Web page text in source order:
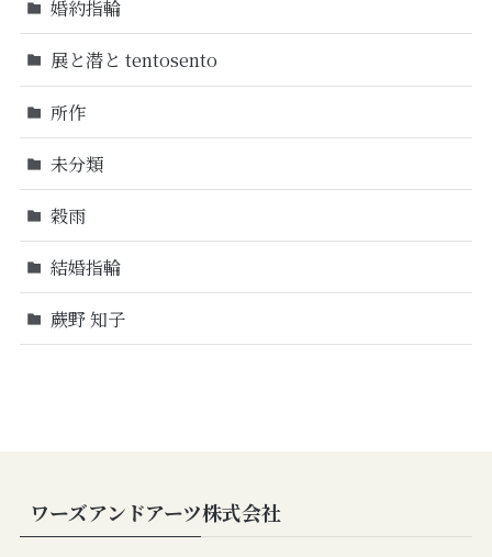
婚約指輪
展と潜と tentosento
所作
未分類
穀雨
結婚指輪
蕨野 知子
ワーズアンドアーツ株式会社